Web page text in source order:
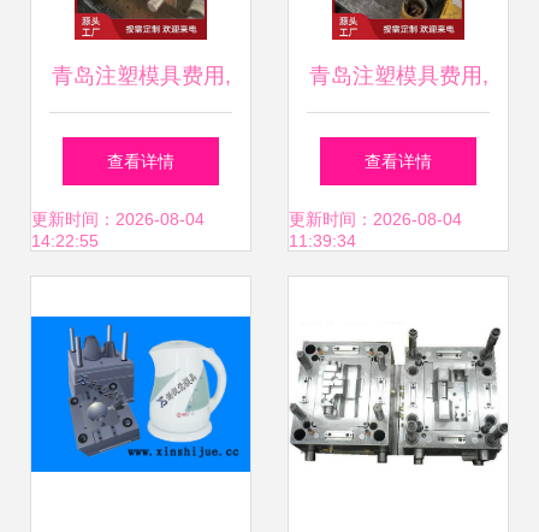
青岛注塑模具费用,
欢迎致电咨询,注塑
模具可以为产品添
查看详情
更新时间：2026-08-04
14:22:55
青岛注塑模具费用,
欢迎致电咨询,注塑
模具可以为产品添
查看详情
更新时间：2026-08-04
11:39:34